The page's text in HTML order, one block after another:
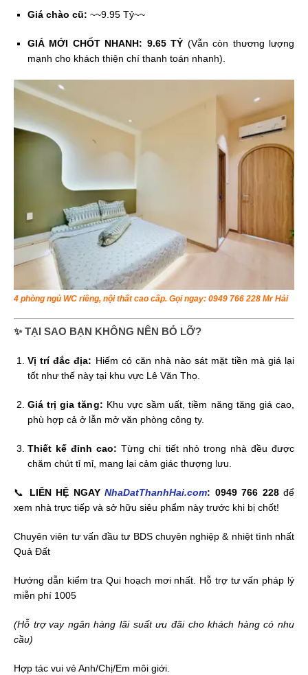
Giá chào cũ: ~~9.95 Tỷ~~
GIÁ MỚI CHỐT NHANH: 9.65 TỶ (Vẫn còn thương lượng
mạnh cho khách thiện chí thanh toán nhanh).
4 phòng ngủ WC riêng, nội thất cao cấp. Gọi ngay: 0949 766 228 Mr Hải
✨ TẠI SAO BẠN KHÔNG NÊN BỎ LỠ?
Vị trí đắc địa: Hiếm có căn nhà nào sát mặt tiền mà giá lại
tốt như thế này tại khu vực Lê Văn Thọ.
Giá trị gia tăng: Khu vực sầm uất, tiềm năng tăng giá cao,
phù hợp cả ở lẫn mở văn phòng công ty.
Thiết kế đỉnh cao: Từng chi tiết nhỏ trong nhà đều được
chăm chút tỉ mỉ, mang lại cảm giác thượng lưu.
📞 LIÊN HỆ NGAYNhaDatThanhHai.com: 0949 766 228để
xem nhà trực tiếp và sở hữu siêu phẩm này trước khi bị chốt!
Chuyên viên tư vấn đầu tư BDS chuyên nghiệp & nhiệt tình nhất
Quả Đất
Hướng dẫn kiểm tra Qui hoạch mơi nhất. Hỗ trợ tư vấn pháp lý
miễn phí 1005
(Hỗ trợ vay ngân hàng lãi suất ưu đãi cho khách hàng có nhu
cầu)
Hợp tác vui vẻ Anh/Chị/Em môi giới.